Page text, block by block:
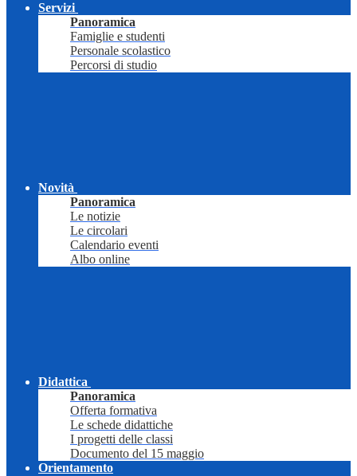
Servizi
Panoramica
Famiglie e studenti
Personale scolastico
Percorsi di studio
Novità
Panoramica
Le notizie
Le circolari
Calendario eventi
Albo online
Didattica
Panoramica
Offerta formativa
Le schede didattiche
I progetti delle classi
Documento del 15 maggio
Orientamento